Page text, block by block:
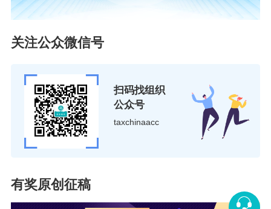
关注公众微信号
扫码找组织
公众号
taxchinaacc
有奖原创征稿